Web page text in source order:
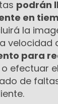
podrán
en
la
velocidad
para
o efectuar
de